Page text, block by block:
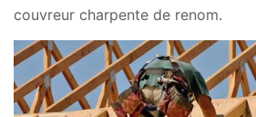
couvreur charpente de renom.